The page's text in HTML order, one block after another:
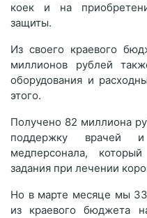
коек и на
защиты.
Из своего краевого
миллионов рублей
оборудования и
этого.
Получено 82 миллиона
поддержку врачей
медперсонала,
задания при лечении
Но в марте месяце мы
из краевого бюджета